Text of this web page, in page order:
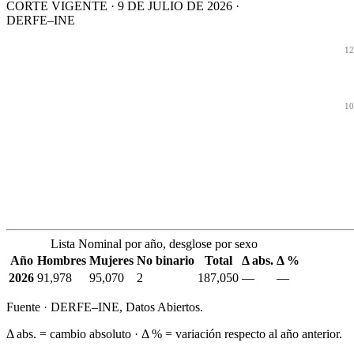
CORTE VIGENTE · 9 DE JULIO DE 2026 ·
DERFE–INE
Lista Nominal por año, desglose por sexo
Año Hombres Mujeres No binario Total Δ abs. Δ %
2026 91,978 95,070 2 187,050 — —
Fuente · DERFE–INE, Datos Abiertos.
Δ abs. = cambio absoluto · Δ % = variación respecto al año anterior.